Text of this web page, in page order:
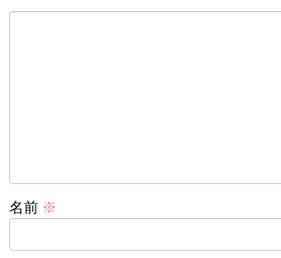
名前 ※